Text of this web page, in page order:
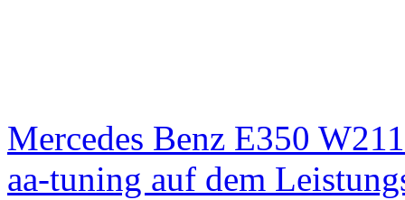
Mercedes Benz E350
aa-tuning auf dem